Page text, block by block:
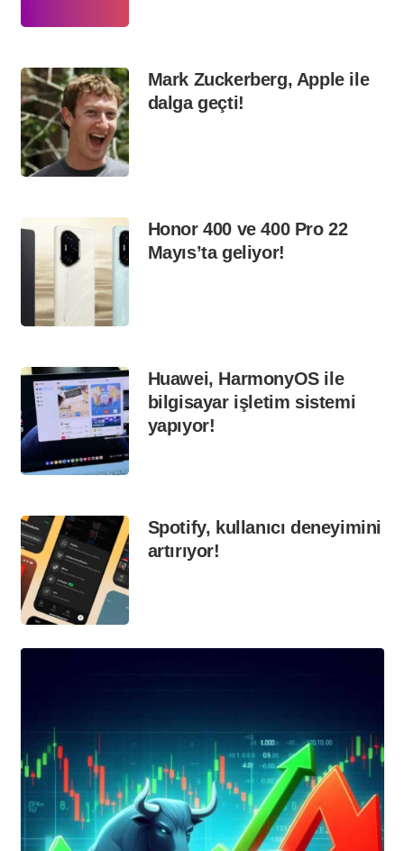
Mark Zuckerberg, Apple ile
dalga geçti!
Honor 400 ve 400 Pro 22
Mayıs’ta geliyor!
Huawei, HarmonyOS ile
bilgisayar işletim sistemi
yapıyor!
Spotify, kullanıcı deneyimini
artırıyor!